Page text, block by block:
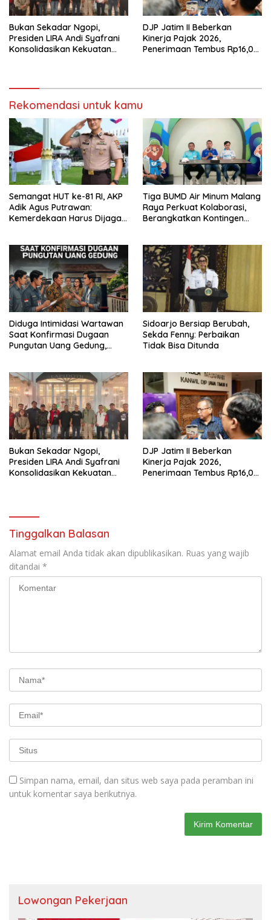
Bukan Sekadar Ngopi,
Presiden LIRA Andi Syafrani
Konsolidasikan Kekuatan
DJP Jatim II Beberkan
Kinerja Pajak 2026,
Penerimaan Tembus Rp16,08
Rekomendasi untuk kamu
Semangat HUT ke-81 RI, AKP
Adik Agus Putrawan:
Kemerdekaan Harus Dijaga
Tiga BUMD Air Minum Malang
Raya Perkuat Kolaborasi,
Berangkatkan Kontingen
Diduga Intimidasi Wartawan
Saat Konfirmasi Dugaan
Pungutan Uang Gedung,
Buka suara
Sidoarjo Bersiap Berubah,
Sekda Fenny: Perbaikan
Tidak Bisa Ditunda
Bukan Sekadar Ngopi,
Presiden LIRA Andi Syafrani
Konsolidasikan Kekuatan
DJP Jatim II Beberkan
Kinerja Pajak 2026,
Penerimaan Tembus Rp16,08
Tinggalkan Balasan
Alamat email Anda tidak akan dipublikasikan. Ruas yang wajib
ditandai *
Simpan nama, email, dan situs web saya pada peramban ini
untuk komentar saya berikutnya.
Lowongan Pekerjaan